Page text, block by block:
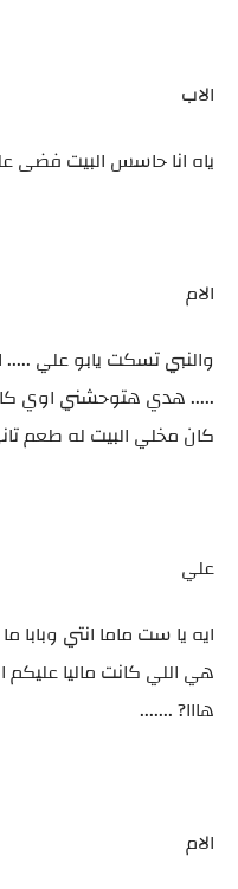
الاب
ياه انا حاسس البيت فضى
الام
والنبي تسكت يابو علي .....
..... هدي هتوحشني اوي
كان مخلي البيت له طعم
علي
ايه يا ست ماما انتي
هي اللي كانت ماليا
هااا? .......
الام